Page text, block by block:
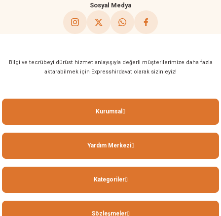
Sosyal Medya
Bilgi ve tecrübeyi dürüst hizmet anlayışıyla değerli müşterilerimize daha fazla
aktarabilmek için Expresshirdavat olarak sizinleyiz!
Kurumsal
Yardım Merkezi
Kategoriler
Sözleşmeler